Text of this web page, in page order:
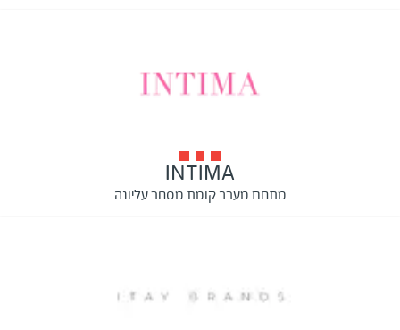
INTIMA
מתחם מערב קומת מסחר עליונה